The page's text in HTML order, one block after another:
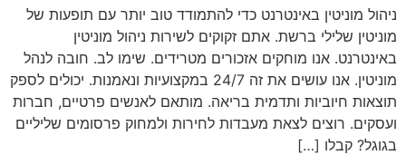
ניהול מוניטין באינטרנט כדי להתמודד טוב יותר עם תופעות של
מוניטין שלילי ברשת. אתם זקוקים לשירות ניהול מוניטין
באינטרנט. אנו מוחקים אזכורים מטרידים. שימו לב. חובה לנהל
מוניטין. אנו עושים את זה 24/7 במקצועיות ונאמנות. יכולים לספק
תוצאות חיוביות ותדמית בריאה. מותאם לאנשים פרטיים, חברות
ועסקים. רוצים לצאת מעבדות לחירות ולמחוק פרסומים שליליים
בגוגל? קבלו […]